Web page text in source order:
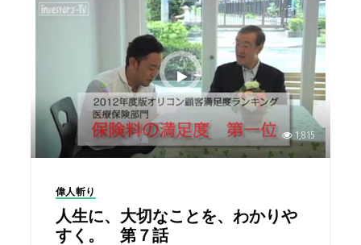
1,815
偉人斬り
人生に、大切なことを、わかりや
すく。 第７話